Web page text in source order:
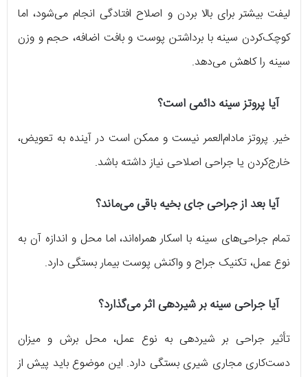
لیفت بیشتر برای بالا بردن و اصلاح افتادگی انجام می‌شود، اما
کوچک‌کردن سینه با برداشتن پوست و بافت اضافه، حجم و وزن
سینه را کاهش می‌دهد.
آیا پروتز سینه دائمی است؟
خیر. پروتز مادام‌العمر نیست و ممکن است در آینده به تعویض،
خارج‌کردن یا جراحی اصلاحی نیاز داشته باشد.
آیا بعد از جراحی جای بخیه باقی می‌ماند؟
تمام جراحی‌های سینه با اسکار همراه‌اند، اما محل و اندازه آن به
نوع عمل، تکنیک جراح و واکنش پوست بیمار بستگی دارد.
آیا جراحی سینه بر شیردهی اثر می‌گذارد؟
تأثیر جراحی بر شیردهی به نوع عمل، محل برش و میزان
دست‌کاری مجاری شیری بستگی دارد. این موضوع باید پیش از